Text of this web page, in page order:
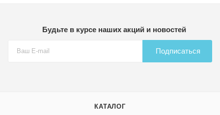
Будьте в курсе наших акций и новостей
Подписаться
КАТАЛОГ